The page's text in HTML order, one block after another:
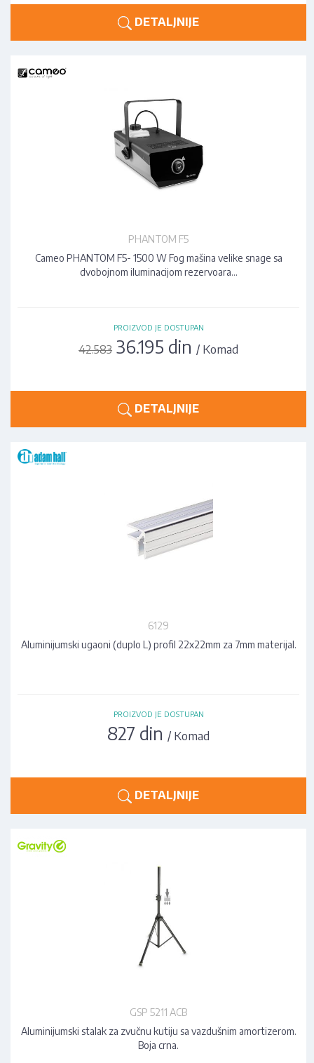
DETALJNIJE
PHANTOM F5
Cameo PHANTOM F5- 1500 W Fog mašina velike snage sa
dvobojnom iluminacijom rezervoara…
PROIZVOD JE DOSTUPAN
42.583 36.195 din / Komad
DETALJNIJE
6129
Aluminijumski ugaoni (duplo L) profil 22x22mm za 7mm materijal.
PROIZVOD JE DOSTUPAN
827 din / Komad
DETALJNIJE
GSP 5211 ACB
Aluminijumski stalak za zvučnu kutiju sa vazdušnim amortizerom.
Boja crna.